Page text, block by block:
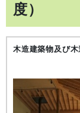
度）
木造建築物及び